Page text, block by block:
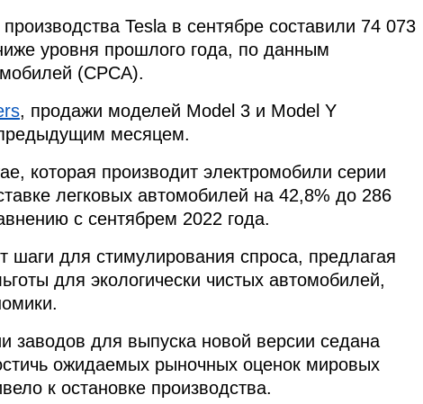
Tesla в сентябре составили 74 073
уровня прошлого года, по данным
(CPCA).
, продажи моделей Model 3 и Model Y
месяцем.
которая производит электромобили серии
легковых автомобилей на 42,8% до 286
с сентябрем 2022 года.
шаги для стимулирования спроса, предлагая
для экологически чистых автомобилей,
заводов для выпуска новой версии седана
ожидаемых рыночных оценок мировых
к остановке производства.